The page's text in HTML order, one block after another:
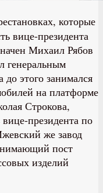
которые
вице-президента
Михаил Рябов
генеральным
этого занимался
на платформе
Строкова,
президента по
же завод
пост
изделий